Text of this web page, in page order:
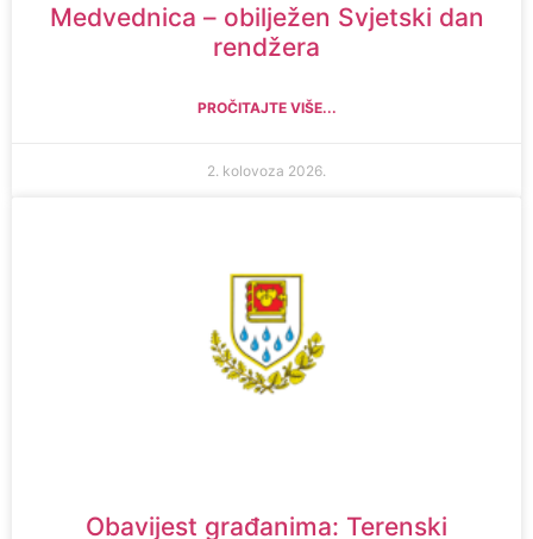
Medvednica – obilježen Svjetski dan
rendžera
PROČITAJTE VIŠE...
2. kolovoza 2026.
Obavijest građanima: Terenski